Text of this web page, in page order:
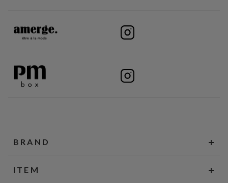
BRAND
ITEM